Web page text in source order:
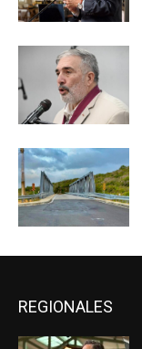
REGIONALES